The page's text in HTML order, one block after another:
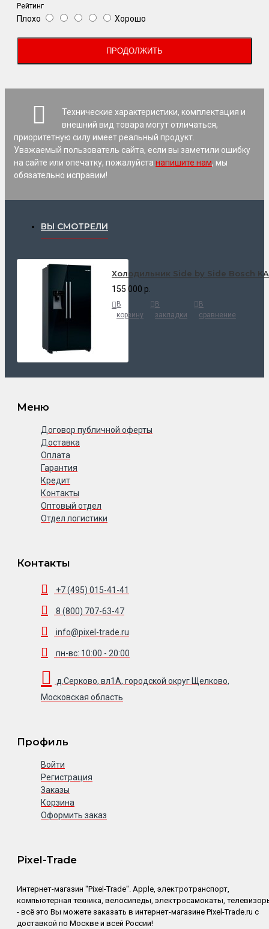
Рейтинг
Плохо Хорошо
ПРОДОЛЖИТЬ
Технические характеристики, комплектация и
внешний вид товара могут отличаться,
приоритетную силу имеет реальный продукт.
Уважаемый пользователь сайта, если вы заметили ошибку
на сайте или опечатку, пожалуйста напишите нам, мы
обязательно исправим!
ВЫ СМОТРЕЛИ
Холодильник Side by Side Bosch
155 000 р.
В
корзину
В
закладки
В
сравнение
Меню
Договор публичной оферты
Доставка
Оплата
Гарантия
Кредит
Контакты
Оптовый отдел
Отдел логистики
Контакты
+7 (495) 015-41-41
8 (800) 707-63-47
info@pixel-trade.ru
пн-вс: 10:00 - 20:00
д.Серково, вл1А, городской округ Щелково,
Московская область
Профиль
Войти
Регистрация
Заказы
Корзина
Оформить заказ
Pixel-Trade
Интернет-магазин "Pixel-Trade". Apple, электротранспорт,
компьютерная техника, велосипеды, электросамокаты,
- всё это Вы можете заказать в интернет-магазине Pixel-Trade.ru с
доставкой по Москве и всей России!